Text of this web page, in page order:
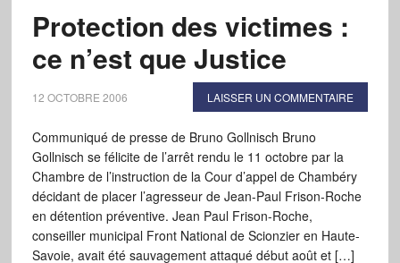
Protection des victimes :
ce n’est que Justice
12 OCTOBRE 2006 LAISSER UN COMMENTAIRE
Communiqué de presse de Bruno Gollnisch Bruno
Gollnisch se félicite de l’arrêt rendu le 11 octobre par la
Chambre de l’instruction de la Cour d’appel de Chambéry
décidant de placer l’agresseur de Jean-Paul Frison-Roche
en détention préventive. Jean Paul Frison-Roche,
conseiller municipal Front National de Scionzier en Haute-
Savoie, avait été sauvagement attaqué début août et […]